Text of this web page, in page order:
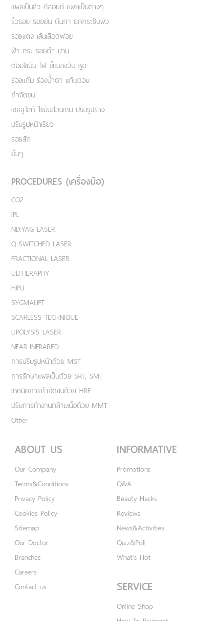
แผลเป็นสิว คีลอยด์ แผลเป็นต่างๆ
ริ้วรอย รอยย่น ตีนกา ยกกระชับผิว
รอยแดง เส้นเลือดฟอย
ฝ้า กระ รอยดำ ปาน
ต่อมไขมัน ไฝ ขี้แมลงวัน หูด
ร่องแก้ม ร่องน้ำตา แก้มตอบ
กำจัดขน
เชลลูไลท์ ไขมันส่วนเกิน ปรับรูปร่าง
ปรับรูปหน้าเรียว
รอยสัก
อื่นๆ
PROCEDURES (เครื่องมือ)
CO2
IPL
ND:YAG LASER
Q-SWITCHED LASER
FRACTIONAL LASER
ULTHERAPHY
HIFU
SYGMALIFT
SCARLESS TECHNIQUE
LIPOLYSIS LASER
NEAR-INFRARED
การปรับรูปหน้าด้วย MST
การรักษาแผลเป็นด้วย SRT, SMT
เทคนิคการกำจัดขนด้วย HRE
ปรับการทำงานกล้ามเนื้อด้วย MMT
Other
ABOUT US
Our Company
Terms&Conditions
Privacy Policy
Cookies Policy
Sitemap
Our Doctor
Branches
Careers
Contact us
INFORMATIVE
Promotions
Q&A
Beauty Hacks
Reviews
News&Activities
Quiz&Poll
What's Hot
SERVICE
Online Shop